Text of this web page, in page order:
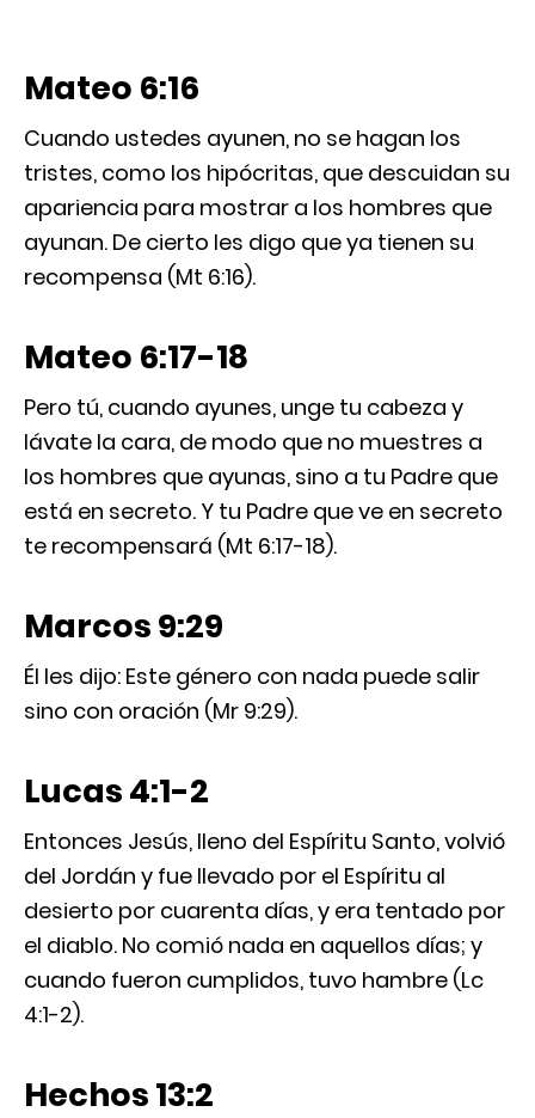
Mateo 6:16
Cuando ustedes ayunen, no se hagan los
tristes, como los hipócritas, que descuidan su
apariencia para mostrar a los hombres que
ayunan. De cierto les digo que ya tienen su
recompensa (Mt 6:16).
Mateo 6:17-18
Pero tú, cuando ayunes, unge tu cabeza y
lávate la cara, de modo que no muestres a
los hombres que ayunas, sino a tu Padre que
está en secreto. Y tu Padre que ve en secreto
te recompensará (Mt 6:17-18).
Marcos 9:29
Él les dijo: Este género con nada puede salir
sino con oración (Mr 9:29).
Lucas 4:1-2
Entonces Jesús, lleno del Espíritu Santo, volvió
del Jordán y fue llevado por el Espíritu al
desierto por cuarenta días, y era tentado por
el diablo. No comió nada en aquellos días; y
cuando fueron cumplidos, tuvo hambre (Lc
4:1-2).
Hechos 13:2